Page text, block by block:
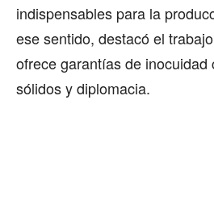
indispensables para la
ese sentido, destacó el
ofrece garantías de inocuidad
sólidos y diplomacia.